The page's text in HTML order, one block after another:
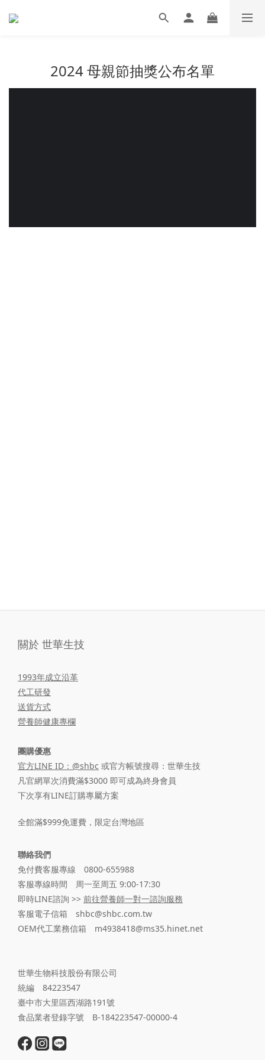
2024 母親節抽獎公布名單
關於 世華生技
1993年成立沿革
代工研發
送貨方式
營養師健康專欄
團購優惠
官方LINE ID：@shbc 或官方帳號搜尋：世華生技
凡官網單次消費滿$3000 即可成為終身會員
下次享有LINE訂購專屬方案
全館滿$999免運費，限定台灣地區
聯絡我們
免付費客服專線 0800-655988
客服專線時間 周一至周五 9:00-17:30
即時LINE諮詢 >> 前往營養師一對一諮詢服務
客服電子信箱 shbc@shbc.com.tw
OEM代工業務信箱 m4938418@ms35.hinet.net
世華生物科技股份有限公司
統編 84223547
臺中市大里區西湖路191號
食品業者登錄字號 B-184223547-00000-4